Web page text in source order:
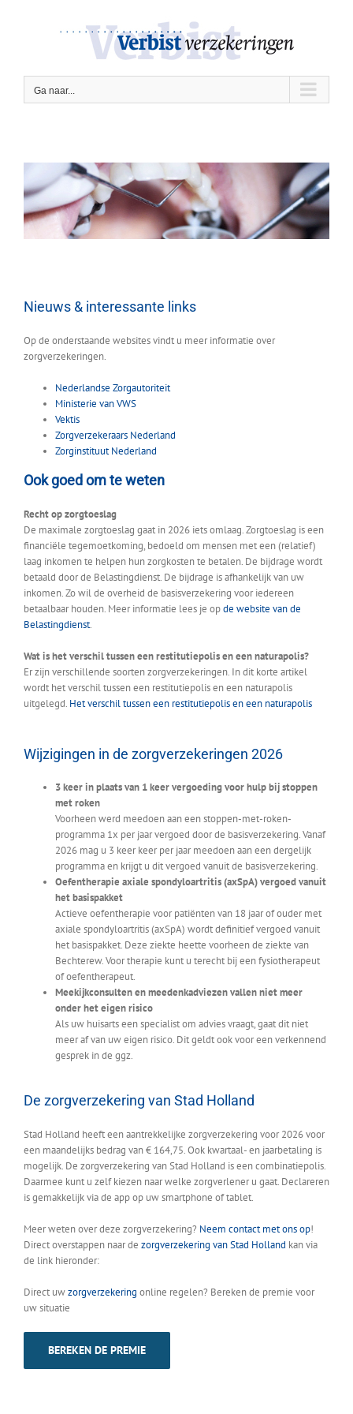
Ga naar...
Nieuws & interessante links
Op de onderstaande websites vindt u meer informatie over
zorgverzekeringen.
Nederlandse Zorgautoriteit
Ministerie van VWS
Vektis
Zorgverzekeraars Nederland
Zorginstituut Nederland
Ook goed om te weten
Recht op zorgtoeslag
De maximale zorgtoeslag gaat in 2026 iets omlaag. Zorgtoeslag is een
financiële tegemoetkoming, bedoeld om mensen met een (relatief)
laag inkomen te helpen hun zorgkosten te betalen. De bijdrage wordt
betaald door de Belastingdienst. De bijdrage is afhankelijk van uw
inkomen. Zo wil de overheid de basisverzekering voor iedereen
betaalbaar houden. Meer informatie lees je opde website van de
Belastingdienst.
Wat is het verschil tussen een restitutiepolis en een naturapolis?
Er zijn verschillende soorten zorgverzekeringen. In dit korte artikel
wordt het verschil tussen een restitutiepolis en een naturapolis
uitgelegd. Het verschil tussen een restitutiepolis en een naturapolis
Wijzigingen in de zorgverzekeringen 2026
3 keer in plaats van 1 keer vergoeding voor hulp bij stoppen
met roken
Voorheen werd meedoen aan een stoppen-met-roken-
programma 1x per jaar vergoed door de basisverzekering. Vanaf
2026 mag u 3 keer keer per jaar meedoen aan een dergelijk
programma en krijgt u dit vergoed vanuit de basisverzekering.
Oefentherapie axiale spondyloartritis (axSpA) vergoed vanuit
het basispakket
Actieve oefentherapie voor patiënten van 18 jaar of ouder met
axiale spondyloartritis (axSpA) wordt definitief vergoed vanuit
het basispakket. Deze ziekte heette voorheen de ziekte van
Bechterew. Voor therapie kunt u terecht bij een fysiotherapeut
of oefentherapeut.
Meekijkconsulten en meedenkadviezen vallen niet meer
onder het eigen risico
Als uw huisarts een specialist om advies vraagt, gaat dit niet
meer af van uw eigen risico. Dit geldt ook voor een verkennend
gesprek in de ggz.
De zorgverzekering van Stad Holland
Stad Holland heeft een aantrekkelijke zorgverzekering voor 2026 voor
een maandelijks bedrag van € 164,75. Ook kwartaal- en jaarbetaling is
mogelijk. De zorgverzekering van Stad Holland is een combinatiepolis.
Daarmee kunt u zelf kiezen naar welke zorgverlener u gaat. Declareren
is gemakkelijk via de app op uw smartphone of tablet.
Meer weten over deze zorgverzekering? Neem contact met ons op!
Direct overstappen naar de zorgverzekering van Stad Holland kan via
de link hieronder:
Direct uwzorgverzekering online regelen? Bereken de premie voor
uw situatie
BEREKEN DE PREMIE